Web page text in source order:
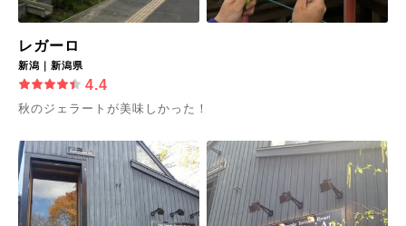
レガーロ
新潟｜新潟県
4.4
秋のジェラートが美味しかった！